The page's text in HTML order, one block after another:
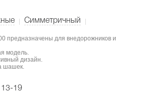
Симметричный
предназначены для внедорожников и
модель.
дизайн.
шашек.
13-19